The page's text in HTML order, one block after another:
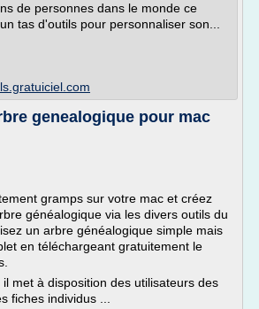
de personnes dans le monde ce
tas d'outils pour personnaliser son...
genealogique pour mac
gramps sur votre mac et créez
généalogique via les divers outils du
un arbre généalogique simple mais
en téléchargeant gratuitement le
met à disposition des utilisateurs des
fiches individus ...